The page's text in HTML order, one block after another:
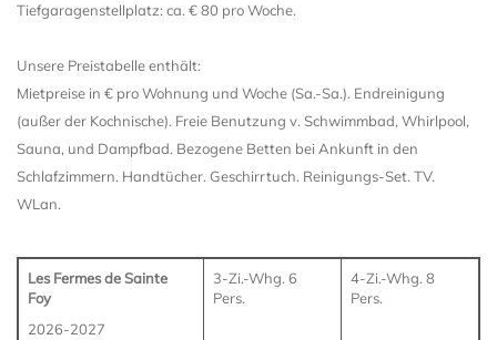
Tiefgaragenstellplatz: ca. € 80 pro Woche.
Unsere Preistabelle enthält:
Mietpreise in € pro Wohnung und Woche (Sa.-Sa.). Endreinigung
(außer der Kochnische). Freie Benutzung v. Schwimmbad, Whirlpool,
Sauna, und Dampfbad. Bezogene Betten bei Ankunft in den
Schlafzimmern. Handtücher. Geschirrtuch. Reinigungs-Set. TV.
WLan.
Les Fermes de Sainte
Foy
2026-2027
3-Zi.-Whg. 6
Pers.
4-Zi.-Whg. 8
Pers.